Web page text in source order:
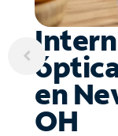
en
OH